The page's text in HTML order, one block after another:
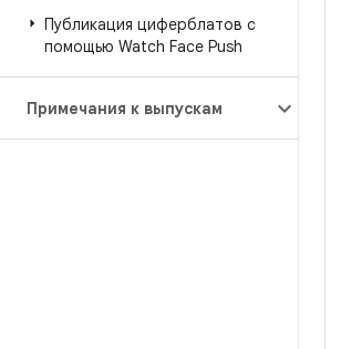
Публикация циферблатов с
помощью Watch Face Push
Примечания к выпускам